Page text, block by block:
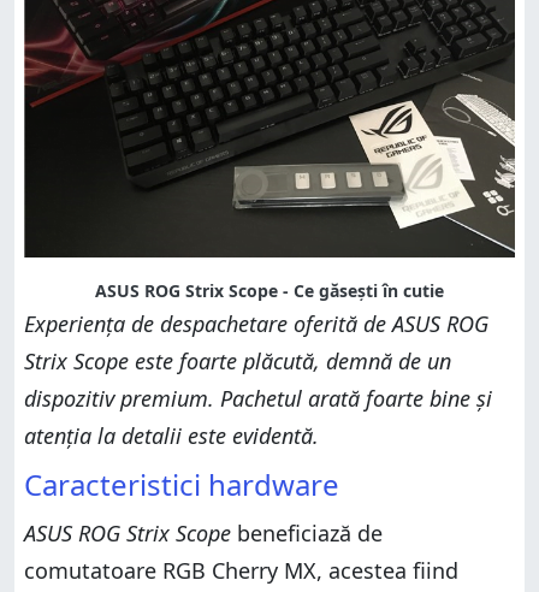
ASUS ROG Strix Scope - Ce găsești în cutie
Experiența de despachetare oferită de ASUS ROG
Strix Scope este foarte plăcută, demnă de un
dispozitiv premium. Pachetul arată foarte bine și
atenția la detalii este evidentă.
Caracteristici hardware
ASUS ROG Strix Scope beneficiază de
comutatoare RGB Cherry MX, acestea fiind